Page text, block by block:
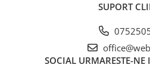
SUPORT
SOCIAL URMARESTE-